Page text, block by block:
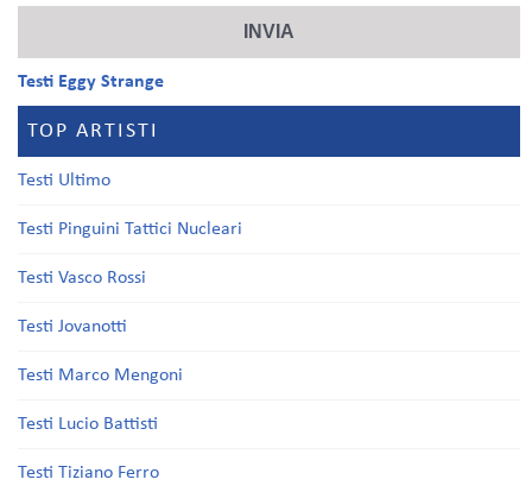
Testi Eggy Strange
TOP ARTISTI
Testi Ultimo
Testi Pinguini Tattici Nucleari
Testi Vasco Rossi
Testi Jovanotti
Testi Marco Mengoni
Testi Lucio Battisti
Testi Tiziano Ferro